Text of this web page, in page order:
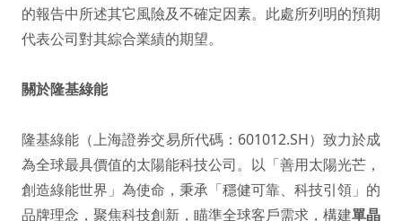
的報告中所述其它風險及不確定因素。此處所列明的預期
代表公司對其綜合業績的期望。
關於隆基綠能
隆基綠能（上海證券交易所代碼：601012.SH）致力於成
為全球最具價值的太陽能科技公司。以「善用太陽光芒，
創造綠能世界」為使命，秉承「穩健可靠、科技引領」的
品牌理念，聚焦科技創新，瞄準全球客戶需求，構建單晶